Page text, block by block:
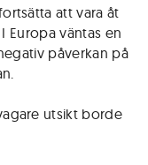
att vara åt
Europa väntas en
påverkan på
utsikt borde